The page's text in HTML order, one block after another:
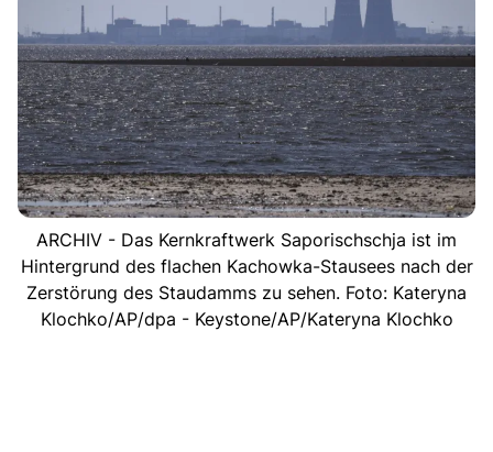
ARCHIV - Das Kernkraftwerk Saporischschja ist im
Hintergrund des flachen Kachowka-Stausees nach der
Zerstörung des Staudamms zu sehen. Foto: Kateryna
Klochko/AP/dpa - Keystone/AP/Kateryna Klochko